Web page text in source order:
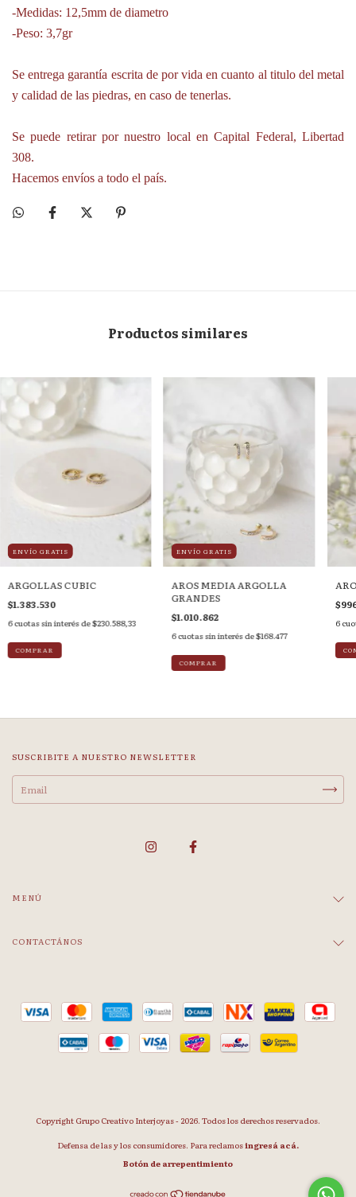
-Medidas: 12,5mm de diametro
-Peso: 3,7gr
Se entrega garantía escrita de por vida en cuanto al titulo del metal
y calidad de las piedras, en caso de tenerlas.
Se puede retirar por nuestro local en Capital Federal, Libertad
308.
Hacemos envíos a todo el país.
Productos similares
ENVÍO GRATIS
ARGOLLAS CUBIC
$1.383.530
6cuotas sin interés de$230.588,33
ENVÍO GRATIS
AROS MEDIA ARGOLLA
GRANDES
$1.010.862
6cuotas sin interés de$168.477
6
SUSCRIBITE A NUESTRO NEWSLETTER
MENÚ
CONTACTÁNOS
Copyright Grupo Creativo Interjoyas - 2026. Todos los derechos reservados.
Defensa de las y los consumidores. Para reclamosingresá acá.
Botón de arrepentimiento